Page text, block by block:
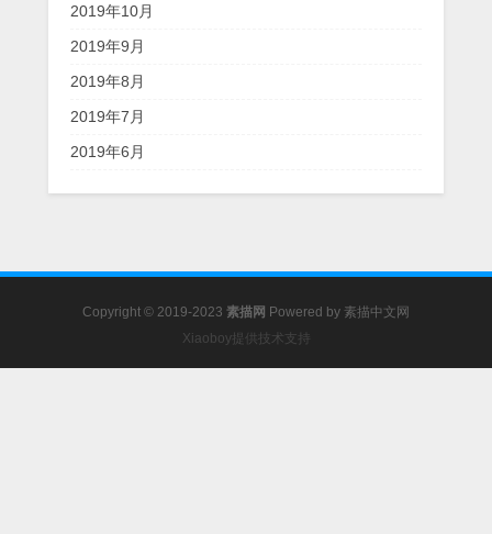
2019年10月
2019年9月
2019年8月
2019年7月
2019年6月
Copyright © 2019-2023 素描网 Powered by 素描中文网
Xiaoboy提供技术支持